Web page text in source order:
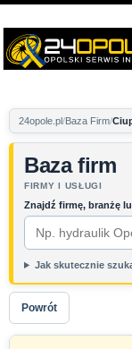
24opole.pl Baza Firm
Baza firm
FIRMY I USŁUGI
Znajdź firmę, branżę
Jak skutecznie
Powrót